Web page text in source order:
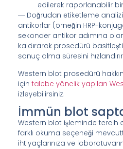
edilerek raporlanabilir
― Doğrudan etiketleme
antikorlar (örneğin HRP-
sekonder antikor adımına
kaldırarak prosedürü
sonuç alma süresini
Western blot prosedürü
için talebe yönelik yapılan
izleyebilirsiniz.
İmmün blot
Western blot işleminde tercih
farklı okuma seçeneği
ihtiyaçlarınıza ve